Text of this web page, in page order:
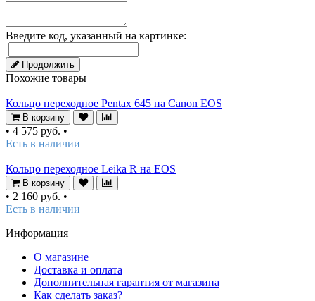
Введите код, указанный на картинке:
Продолжить
Похожие товары
Кольцо переходное Pentax 645 на Canon EOS
В корзину
• 4 575 руб. •
Есть в наличии
Кольцо переходное Leika R на EOS
В корзину
• 2 160 руб. •
Есть в наличии
Информация
О магазине
Доставка и оплата
Дополнительная гарантия от магазина
Как сделать заказ?